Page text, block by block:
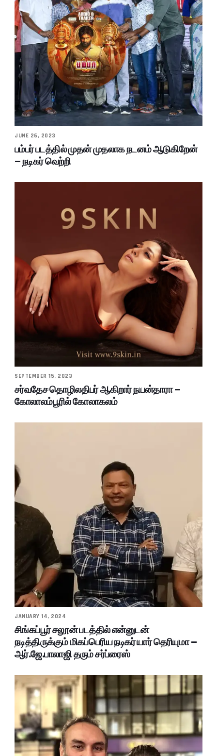
JUNE 26, 2023
பம்பர் படத்தில் முதன் முதலாக நடனம் ஆடுகிறேன்
– நடிகர் வெற்றி
SEPTEMBER 15, 2023
சர்வதேச தொழிலதிபர் ஆகிறார் நயன்தாரா –
கோலாலம்பூரில் கோலாகலம்
JANUARY 14, 2024
சிங்கப்பூர் சலூன் படத்தில் என்னுடன்
நடித்திருக்கும் மிகப்பெரிய நடிகர் யார் தெரியுமா –
ஆர்.ஜே.பாலாஜி தரும் சர்ப்ரைஸ்